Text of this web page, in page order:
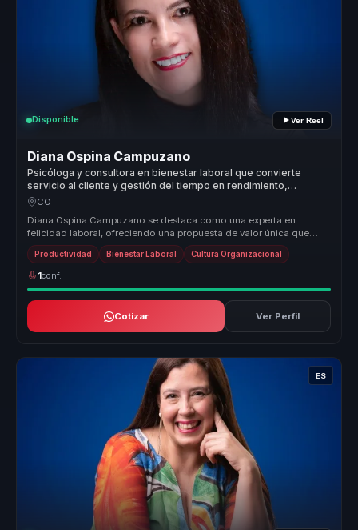
Disponible Ver Reel
Diana Ospina Campuzano
Psicóloga y consultora en bienestar laboral que convierte
servicio al cliente y gestión del tiempo en rendimiento,
equilibrio y cultura para equipos.
CO
Diana Ospina Campuzano se destaca como una experta en
felicidad laboral, ofreciendo una propuesta de valor única que
transforma culturas ...
Productividad Bienestar Laboral Cultura Organizacional
1conf.
Cotizar Ver Perfil
ES